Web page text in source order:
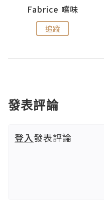
Fabrice 嚐味
追蹤
發表評論
登入發表評論